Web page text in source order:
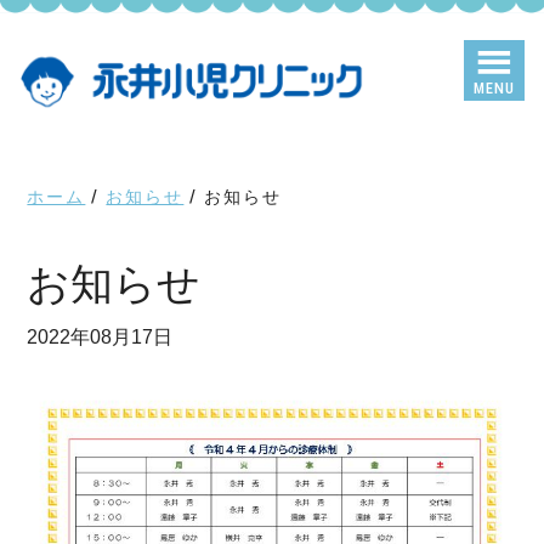
MENU
Skip
main
content
Skip
primary
sidebar
ホーム / お知らせ / お知らせ
お知らせ
2022年08月17日